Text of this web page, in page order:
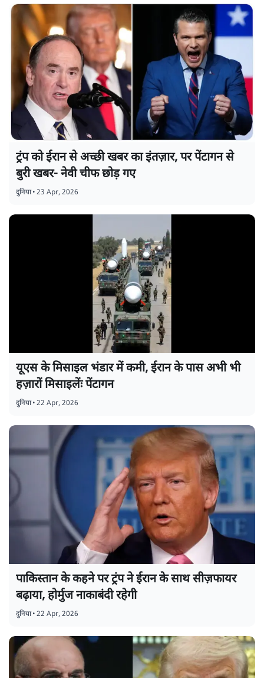
ट्रंप को ईरान से अच्छी खबर का इंतज़ार, पर पेंटागन से
बुरी खबर- नेवी चीफ छोड़ गए
दुनिया•23 Apr, 2026
यूएस के मिसाइल भंडार में कमी, ईरान के पास अभी भी
हज़ारों मिसाइलेंः पेंटागन
दुनिया•22 Apr, 2026
पाकिस्तान के कहने पर ट्रंप ने ईरान के साथ सीज़फायर
बढ़ाया, होर्मुज नाकाबंदी रहेगी
दुनिया•22 Apr, 2026